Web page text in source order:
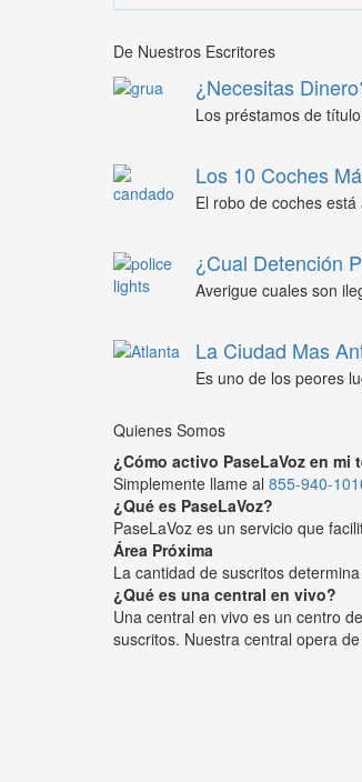
De Nuestros Escritores
¿Necesitas
Los préstamos de
Los 10 Coches
El robo de coches
¿Cual Detención
Averigue cuales son
La Ciudad Mas
Es uno de los peores
Quienes Somos
¿Cómo activo PaseLaVoz en mi
Simplemente llame al 855-940-
¿Qué es PaseLaVoz?
PaseLaVoz es un servicio que
Área Próxima
La cantidad de suscritos
¿Qué es una central en vivo?
Una central en vivo es un centro
suscritos. Nuestra central opera